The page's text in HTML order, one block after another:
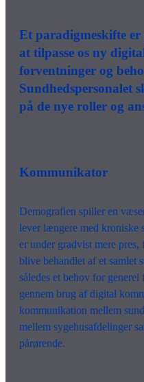
Et paradigmeskifte er
at tilpasse os ny
forventninger og
Sundhedspersonalet
på de nye roller og
Kommunikator
Demografien spiller en
lever længere med kroniske
er under gradvist mere
blive behandlet af et samlet
således et behov for
gennem brug af digital
kommunikation mellem
mellem sygehusafdelinger
pårørende.